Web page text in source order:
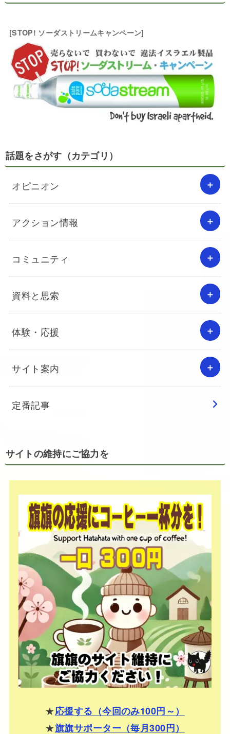
[STOP! ソーダストリームキャンペーン]
話題をさがす（カテゴリ）
オピニオン
アクション情報
コミュニティ
資料と思索
体験・応援
サイト案内
定番記事
サイトの維持にご協力を
★応援する（今回のみ100円～）
★旗旗サポーター（毎月300円）